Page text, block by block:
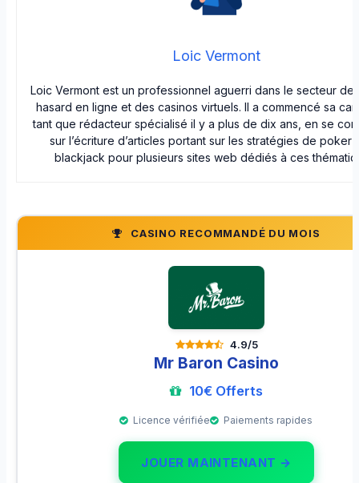
Loic Vermont
Loic Vermont est un professionnel aguerri dans le secteur
hasard en ligne et des casinos virtuels. Il a commencé sa
tant que rédacteur spécialisé il y a plus de dix ans, en se
sur l’écriture d’articles portant sur les stratégies de poker
blackjack pour plusieurs sites web dédiés à ces
CASINO RECOMMANDÉ DU MOIS
4.9/5
Mr Baron Casino
10€ Offerts
Licence vérifiée Paiements rapides
JOUER MAINTENANT →